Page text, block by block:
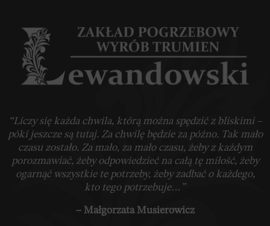
“Liczy się każda chwila, którą można spędzić z bliskimi –
póki jeszcze są tutaj. Za chwilę będzie za późno. Tak mało
czasu zostało. Za mało, za mało czasu, żeby z każdym
porozmawiać, żeby odpowiedzieć na całą tę miłość, żeby
ogarnąć wszystkie te potrzeby, żeby zadbać o każdego,
kto tego potrzebuje…”
– Małgorzata Musierowicz